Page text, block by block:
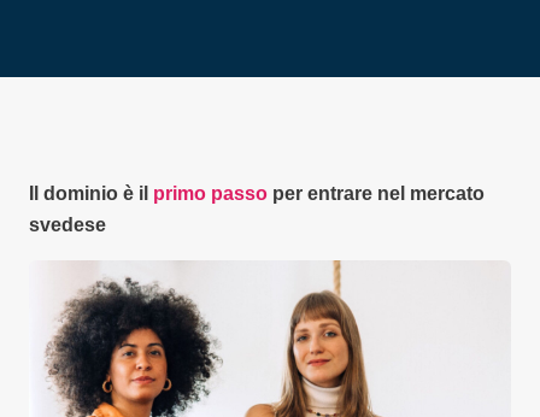
Il dominio è il primo passo per entrare nel mercato
svedese